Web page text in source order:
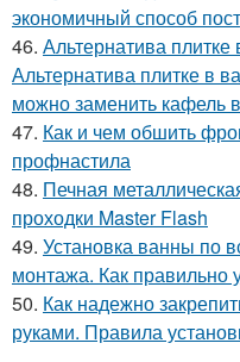
экономичный способ
46. Альтернатива
Альтернатива плитке в
можно заменить кафель
47. Как и чем обшить
профнастила
48. Печная
проходки Master Flash
49. Установка ванны по
монтажа. Как правильно
50. Как надежно
руками. Правила